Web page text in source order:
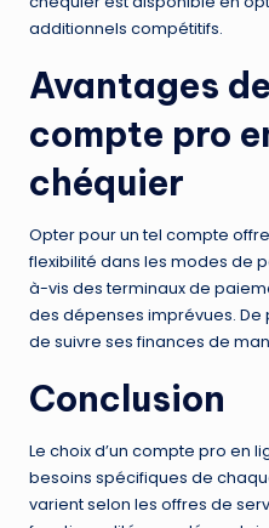
additionnels compétitifs.
Avantages
compte pro
chéquier
Opter pour un tel compte
flexibilité dans les modes de
à-vis des terminaux de
des dépenses imprévues.
de suivre ses finances de
Conclusion
Le choix d’un compte pro en
besoins spécifiques de
varient selon les offres de